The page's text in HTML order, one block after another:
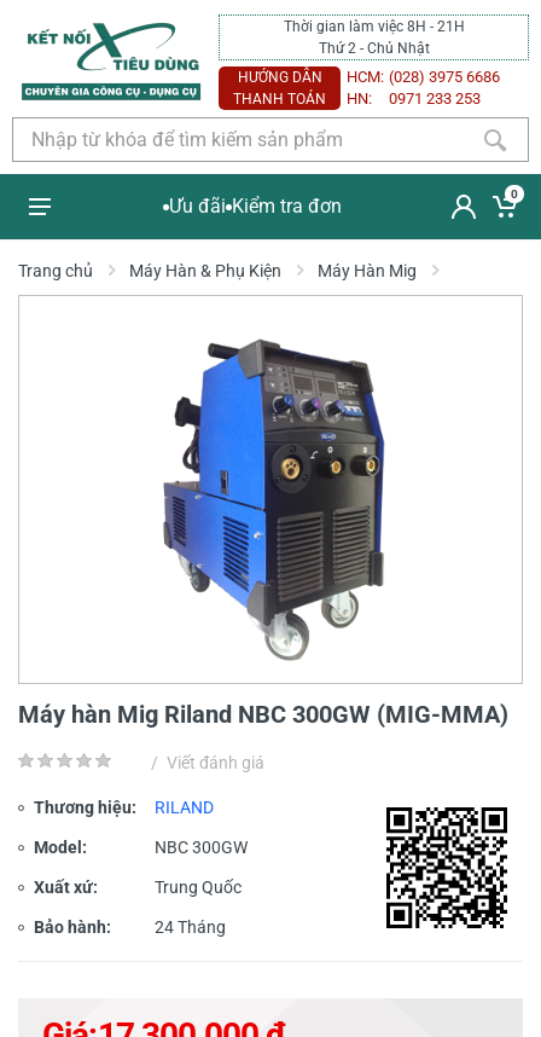
Thời gian làm việc 8H - 21H
Thứ 2 - Chủ Nhật
HƯỚNG DẪN
THANH TOÁN
HCM: (028) 3975 6686
HN:
0971 233 253
Ưu đãi Kiểm tra đơn
0
Trang chủ Máy Hàn & Phụ Kiện Máy Hàn Mig
Máy hàn Mig Riland NBC 300GW (MIG-MMA)
/ Viết đánh giá
Thương hiệu: RILAND
Model: NBC 300GW
Xuất xứ: Trung Quốc
Bảo hành: 24 Tháng